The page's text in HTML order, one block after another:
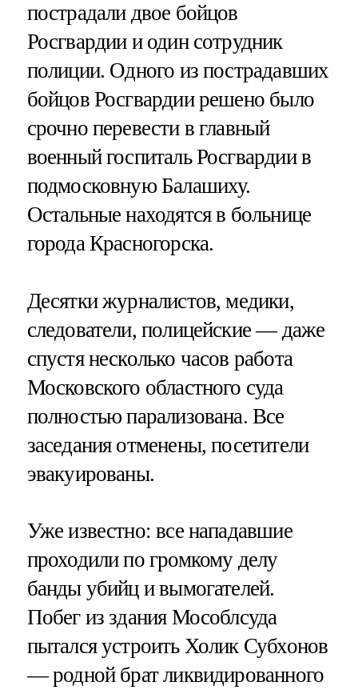
пострадали двое бойцов
Росгвардии и один сотрудник
полиции. Одного из пострадавших
бойцов Росгвардии решено было
срочно перевести в главный
военный госпиталь Росгвардии в
подмосковную Балашиху.
Остальные находятся в больнице
города Красногорска.
Десятки журналистов, медики,
следователи, полицейские — даже
спустя несколько часов работа
Московского областного суда
полностью парализована. Все
заседания отменены, посетители
эвакуированы.
Уже известно: все нападавшие
проходили по громкому делу
банды убийц и вымогателей.
Побег из здания Мособлсуда
пытался устроить Холик Субхонов
— родной брат ликвидированного